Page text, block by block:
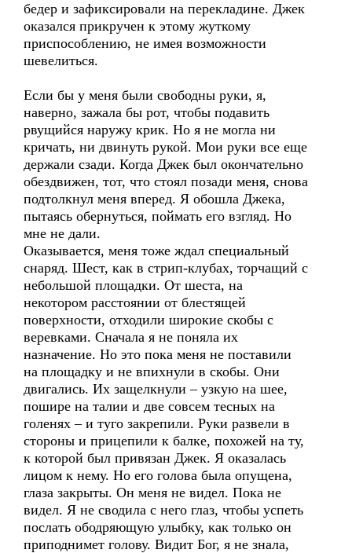
бедер и зафиксировали на перекладине. Джек
оказался прикручен к этому жуткому
приспособлению, не имея возможности
шевелиться.
Если бы у меня были свободны руки, я,
наверно, зажала бы рот, чтобы подавить
рвущийся наружу крик. Но я не могла ни
кричать, ни двинуть рукой. Мои руки все еще
держали сзади. Когда Джек был окончательно
обездвижен, тот, что стоял позади меня, снова
подтолкнул меня вперед. Я обошла Джека,
пытаясь обернуться, поймать его взгляд. Но
мне не дали.
Оказывается, меня тоже ждал специальный
снаряд. Шест, как в стрип-клубах, торчащий с
небольшой площадки. От шеста, на
некотором расстоянии от блестящей
поверхности, отходили широкие скобы с
веревками. Сначала я не поняла их
назначение. Но это пока меня не поставили
на площадку и не впихнули в скобы. Они
двигались. Их защелкнули – узкую на шее,
пошире на талии и две совсем тесных на
голенях – и туго закрепили. Руки развели в
стороны и прицепили к балке, похожей на ту,
к которой был привязан Джек. Я оказалась
лицом к нему. Но его голова была опущена,
глаза закрыты. Он меня не видел. Пока не
видел. Я не сводила с него глаз, чтобы успеть
послать ободряющую улыбку, как только он
приподнимет голову. Видит Бог, я не знала,